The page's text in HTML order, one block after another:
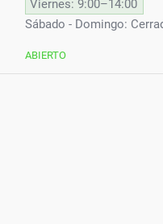
Viernes: 9:00–14:00
Sábado - Domingo:
ABIERTO